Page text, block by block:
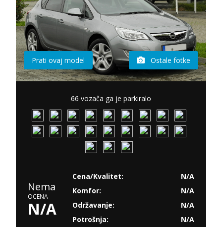
Prati ovaj model Ostale fotke
66 vozača ga je parkiralo
Nema
OCENA
N/A
Cena/Kvalitet:
N/A
Komfor:
N/A
Održavanje:
N/A
Potrošnja:
N/A